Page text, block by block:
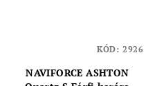
NAVIFORCE ASHTON
KÓD: 2926